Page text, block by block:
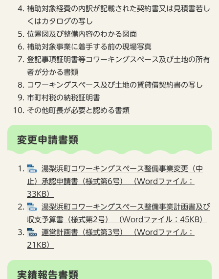
補助対象経費の内訳が記載された契約書又は見積書若し
くはカタログの写し
位置図及び整備内容のわかる図面
補助対象事業に着手する前の現場写真
登記事項証明書等コワーキングスペース及び土地の所有
者が分かる書類
コワーキングスペース及び土地の賃貸借契約書の写し
市町村税の納税証明書
その他町長が必要と認める書類
変更申請書類
湯梨浜町コワーキングスペース整備事業変更（中
止）承認申請書（様式第6号） （Wordファイル：
33KB）
湯梨浜町コワーキングスペース整備事業計画書及び
収支予算書（様式第2号） （Wordファイル：45KB）
運営計画書（様式第3号） （Wordファイル：
21KB）
実績報告書類